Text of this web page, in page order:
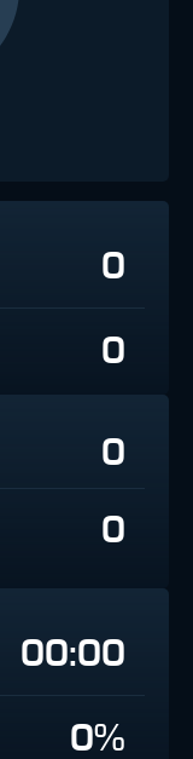
0
0
0
0
00:00
0%